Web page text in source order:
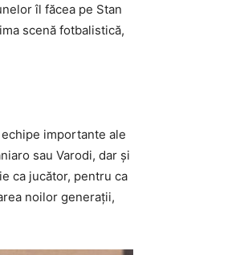
îl făcea pe Stan
scenă fotbalistică,
importante ale
sau Varodi, dar și
ca jucător, pentru ca
noilor generații,